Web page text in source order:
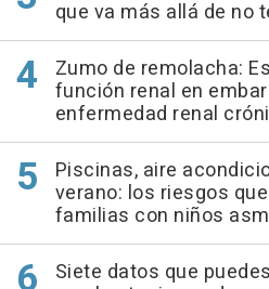
que va más allá de no
Zumo de remolacha:
función renal en
enfermedad renal
Piscinas, aire
verano: los riesgos
familias con niños
Siete datos que